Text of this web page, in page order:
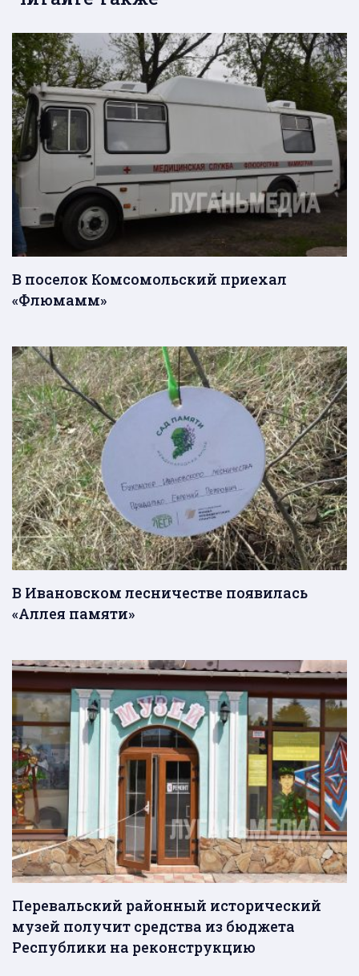
В поселок Комсомольский приехал
«Флюмамм»
В Ивановском лесничестве появилась
«Аллея памяти»
Перевальский районный исторический
музей получит средства из бюджета
Республики на реконструкцию